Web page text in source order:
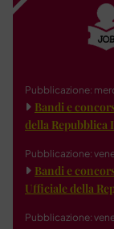
Pubblicazione:
Bandi e
della Repubblica
Pubblicazione:
Bandi e
Ufficiale della
Pubblicazione: